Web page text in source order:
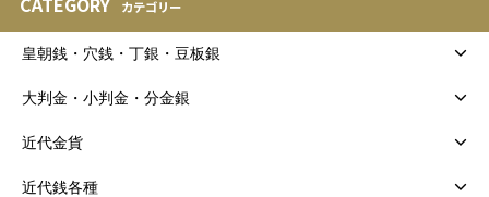
カテゴリー
皇朝銭・穴銭・丁銀・豆板銀
大判金・小判金・分金銀
近代金貨
近代銭各種